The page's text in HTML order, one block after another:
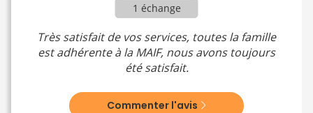
1 échange
Très satisfait de vos services, toutes la famille
est adhérente à la MAIF, nous avons toujours
été satisfait.
Commenter l'avis